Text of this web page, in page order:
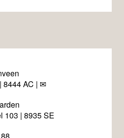
8444 AC | ✉
103 | 8935 SE